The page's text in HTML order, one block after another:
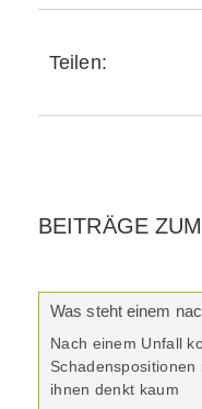
Teilen:
BEITRÄGE
Was steht einem
Nach einem Unfall
ihnen denkt kaum